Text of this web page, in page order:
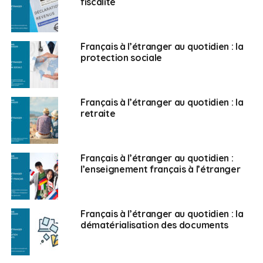
extraordinaire ainsi qu’un enrichissement culturel, social
et professionnel que l’on ne retrouve pas lorsque l’on
fait l’ensemble de sa carrière dans l’Hexagone. Je
pense que cette pandémie qui bouleverse beaucoup
de choses dans nos vies quotidiennes, professionnelles,
sociales et amicales est une invitation à aller
redécouvrir l’étranger. Cela peut paraître contre-intuitif
mais je pense qu’il faut se servir de ce moment pour
sortir de nos frontières et continuer à porter
l’international. C’est de cette façon que nous arriverons
à sortir de cette pandémie tous ensemble.
FAE :À l’occasion de la crise, les Français sont-ils
revenus massivement en France et ont-ils quitté leur
poste de travailleur à l’étranger ?
P.-A. A. :Oui, il y a un retour en France qui est évident et
naturel lorsque vous êtes confronté à une crise de
Français à l’étranger au quotidien : la
protection sociale
Français à l’étranger au quotidien : la
retraite
Français à l’étranger au quotidien :
l’enseignement français à l’étranger
Français à l’étranger au quotidien : la
dématérialisation des documents